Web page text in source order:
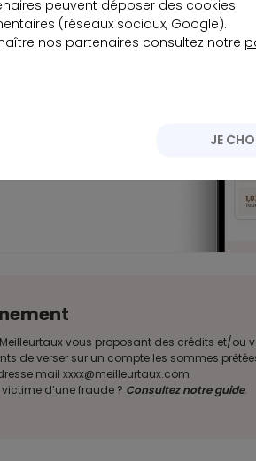
lors des
et travaillez
vous proposant des crédits et/
de verser sur un compte les sommes
mail xxxx@meilleurtaux.com
d’une fraude ? Consultez notre guide.
peuvent déposer des cookies
(réseaux sociaux, Google).
nos partenaires consultez notre
JE